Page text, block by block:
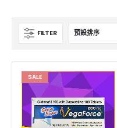
FILTER
SALE